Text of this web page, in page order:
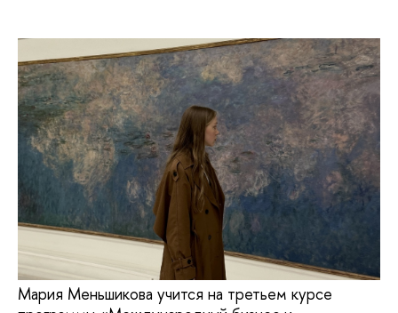
Мария Меньшикова учится на третьем курсе